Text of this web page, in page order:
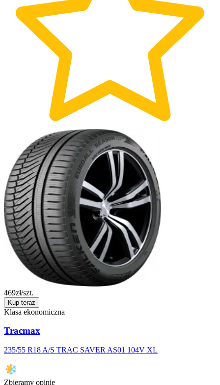
469zł/szt.
Kup teraz
Klasa ekonomiczna
Tracmax
235/55 R18 A/S TRAC SAVER AS01 104V XL
Zbieramy opinie